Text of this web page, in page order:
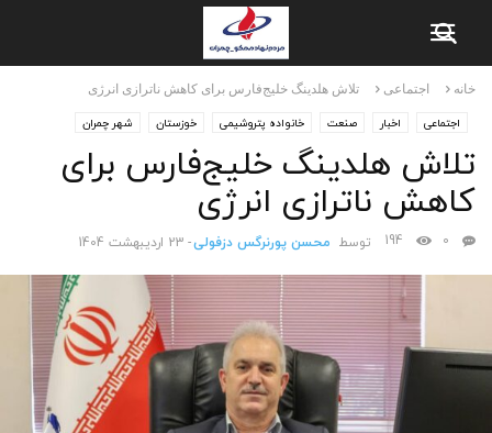
خانه اجتماعی تلاش هلدینگ خلیج‌فارس برای کاهش ناترازی انرژی
اجتماعی اخبار صنعت خانواده پتروشیمی خوزستان
شهر چمران
شهرک بعثت
صنعت نفت ماهشهر و سربندر
تلاش هلدینگ خلیج‌فارس برای
کاهش ناترازی انرژی
توسط محسن پورنرگس دزفولی-23 اردیبهشت 1404 0
194